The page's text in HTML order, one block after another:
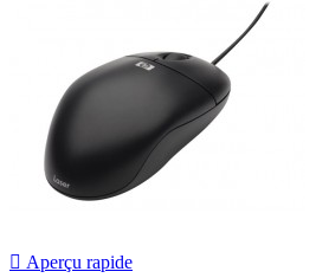
 Aperçu rapide